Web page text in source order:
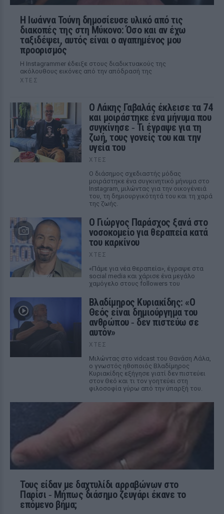
Η Ιωάννα Τούνη δημοσίευσε υλικό από τις
διακοπές της στη Μύκονο: Όσο και αν έχω
ταξιδέψει, αυτός είναι ο αγαπημένος μου
προορισμός
Η Instagrammer έδειξε στους διαδικτυακούς της
ακόλουθους εικόνες από την απόδρασή της
ΧΤΕΣ
Ο Λάκης Γαβαλάς έκλεισε τα 74
και μοιράστηκε ένα μήνυμα που
συγκίνησε ‑ Τι έγραψε για τη
ζωή, τους γονείς του και την
υγεία του
ΧΤΕΣ
Ο διάσημος σχεδιαστής μόδας
μοιράστηκε ένα συγκινητικό μήνυμα στο
Instagram, μιλώντας για την οικογένειά
του, τη δημιουργικότητά του και τη χαρά
της ζωής.
O Γιώργος Παράσχος ξανά στο
νοσοκομείο για θεραπεία κατά
του καρκίνου
ΧΤΕΣ
«Πάμε για νέα θεραπεία», έγραψε στα
social media και χάρισε ένα μεγάλο
χαμόγελο στους followers του
Βλαδίμηρος Κυριακίδης: «Ο
Θεός είναι δημιούργημα του
ανθρώπου ‑ δεν πιστεύω σε
αυτόν»
ΧΤΕΣ
Μιλώντας στο vidcast του Θανάση Λάλα,
ο γνωστός ηθοποιός Βλαδίμηρος
Κυριακίδης εξήγησε γιατί δεν πιστεύει
στον Θεό και τι τον γοητεύει στη
φιλοσοφία γύρω από την ύπαρξή του.
Τους είδαν με δαχτυλίδι αρραβώνων στο
Παρίσι ‑ Μήπως διάσημο ζευγάρι έκανε το
επόμενο βήμα;